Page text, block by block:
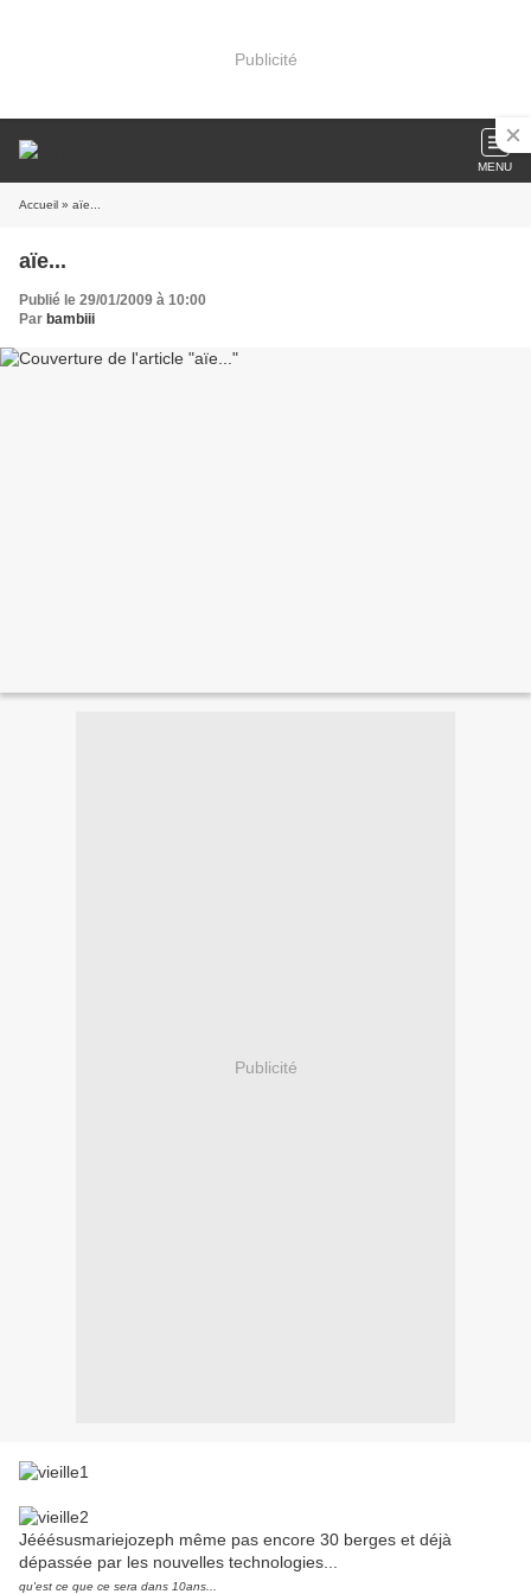
Publicité
MENU
Accueil » aïe...
aïe...
Publié le 29/01/2009 à 10:00
Par bambiii
Publicité
Jééésusmariejozeph même pas encore 30 berges et déjà
dépassée par les nouvelles technologies...
qu'est ce que ce sera dans 10ans...